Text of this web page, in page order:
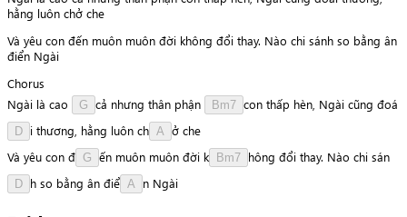
hằng luôn chở che
Và yêu con đến muôn muôn đời không đổi thay. Nào chi sánh so bằng ân
điển Ngài
Chorus
Ngài là cao G cả nhưng thân phận Bm7 con thấp hèn, Ngài cũng đoá
D i thương, hằng luôn ch A ở che
Và yêu con đ G ến muôn muôn đời k Bm7 hông đổi thay. Nào chi sán
D h so bằng ân điể A n Ngài